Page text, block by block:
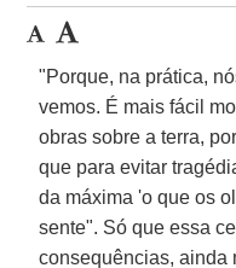
"Porque, na prática,
vemos. É mais fácil
obras sobre a terra,
que para evitar
da máxima 'o que os
sente". Só que essa
consequências, ainda